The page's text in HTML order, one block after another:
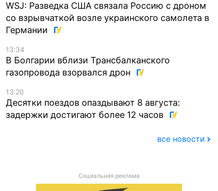
WSJ: Разведка США связала Россию с дроном
со взрывчаткой возле украинского самолета в
Германии
13:34
В Болгарии вблизи Трансбалканского
газопровода взорвался дрон
13:20
Десятки поездов опаздывают 8 августа:
задержки достигают более 12 часов
все новости
Социальная реклама